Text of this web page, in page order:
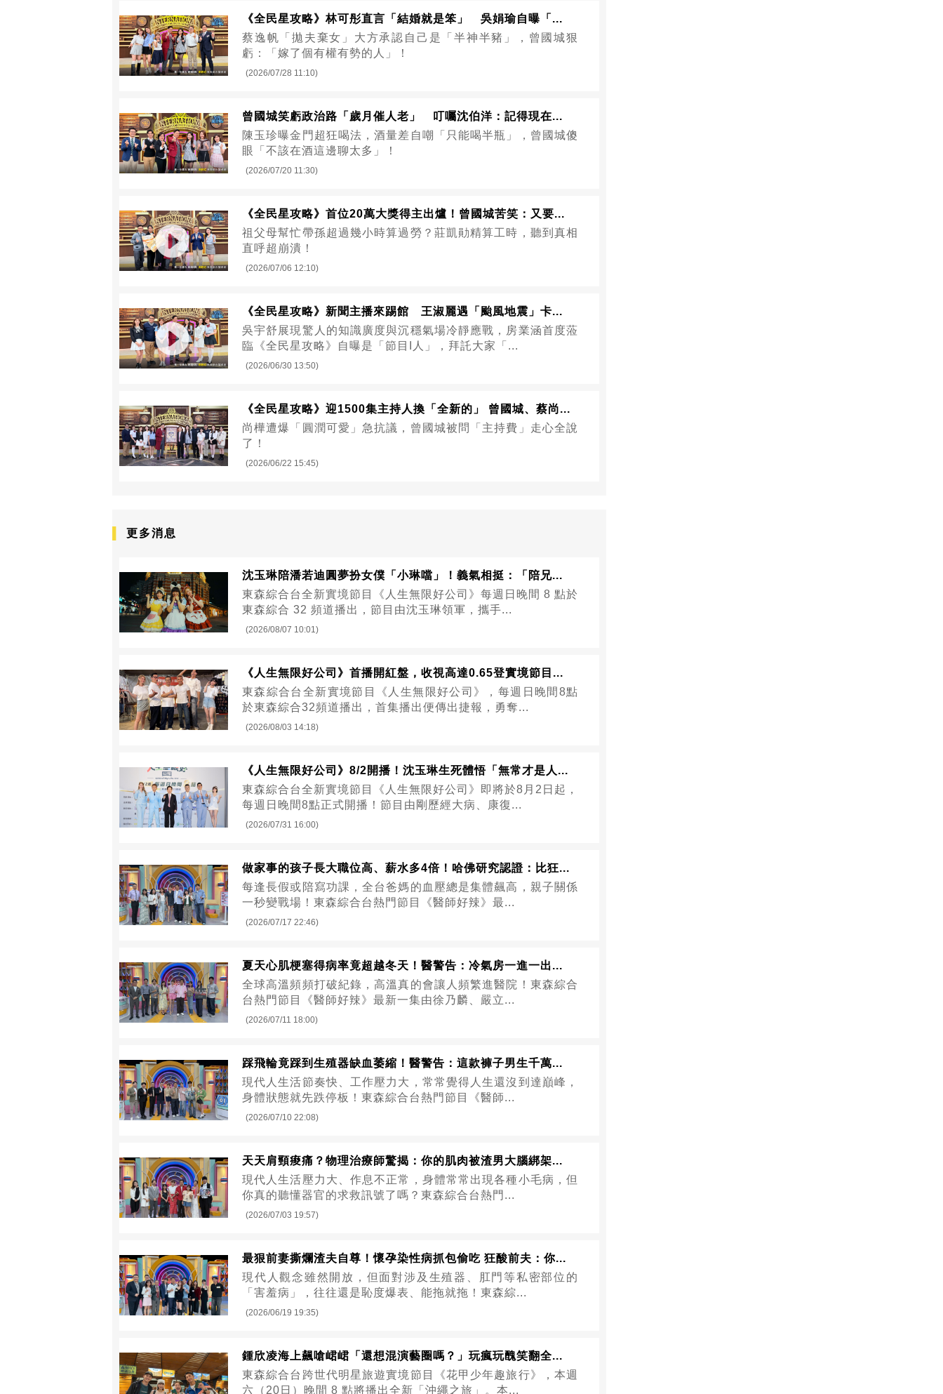
《全民星攻略》林可彤直言「結婚就是笨」 吳娟瑜自曝「...
蔡逸帆「拋夫棄女」大方承認自己是「半神半豬」，曾國城狠
虧：「嫁了個有權有勢的人」！
(2026/07/28 11:10)
曾國城笑虧政治路「歲月催人老」 叮囑沈伯洋：記得現在...
陳玉珍曝金門超狂喝法，酒量差自嘲「只能喝半瓶」，曾國城傻
眼「不該在酒這邊聊太多」！
(2026/07/20 11:30)
《全民星攻略》首位20萬大獎得主出爐！曾國城苦笑：又要...
祖父母幫忙帶孫超過幾小時算過勞？莊凱勛精算工時，聽到真相
直呼超崩潰！
(2026/07/06 12:10)
《全民星攻略》新聞主播來踢館 王淑麗遇「颱風地震」卡...
吳宇舒展現驚人的知識廣度與沉穩氣場冷靜應戰，房業涵首度蒞
臨《全民星攻略》自曝是「節目I人」，拜託大家「...
(2026/06/30 13:50)
《全民星攻略》迎1500集主持人換「全新的」 曾國城、蔡尚...
尚樺遭爆「圓潤可愛」急抗議，曾國城被問「主持費」走心全說
了！
(2026/06/22 15:45)
更多消息
沈玉琳陪潘若迪圓夢扮女僕「小琳噹」！義氣相挺：「陪兄...
東森綜合台全新實境節目《人生無限好公司》每週日晚間 8 點於
東森綜合 32 頻道播出，節目由沈玉琳領軍，攜手...
(2026/08/07 10:01)
《人生無限好公司》首播開紅盤，收視高達0.65登實境節目...
東森綜合台全新實境節目《人生無限好公司》，每週日晚間8點
於東森綜合32頻道播出，首集播出便傳出捷報，勇奪...
(2026/08/03 14:18)
《人生無限好公司》8/2開播！沈玉琳生死體悟「無常才是人...
東森綜合台全新實境節目《人生無限好公司》即將於8月2日起，
每週日晚間8點正式開播！節目由剛歷經大病、康復...
(2026/07/31 16:00)
做家事的孩子長大職位高、薪水多4倍！哈佛研究認證：比狂...
每逢長假或陪寫功課，全台爸媽的血壓總是集體飆高，親子關係
一秒變戰場！東森綜合台熱門節目《醫師好辣》最...
(2026/07/17 22:46)
夏天心肌梗塞得病率竟超越冬天！醫警告：冷氣房一進一出...
全球高溫頻頻打破紀錄，高溫真的會讓人頻繁進醫院！東森綜合
台熱門節目《醫師好辣》最新一集由徐乃麟、嚴立...
(2026/07/11 18:00)
踩飛輪竟踩到生殖器缺血萎縮！醫警告：這款褲子男生千萬...
現代人生活節奏快、工作壓力大，常常覺得人生還沒到達巔峰，
身體狀態就先跌停板！東森綜合台熱門節目《醫師...
(2026/07/10 22:08)
天天肩頸痠痛？物理治療師驚揭：你的肌肉被渣男大腦綁架...
現代人生活壓力大、作息不正常，身體常常出現各種小毛病，但
你真的聽懂器官的求救訊號了嗎？東森綜合台熱門...
(2026/07/03 19:57)
最狠前妻撕爛渣夫自尊！懷孕染性病抓包偷吃 狂酸前夫：你...
現代人觀念雖然開放，但面對涉及生殖器、肛門等私密部位的
「害羞病」，往往還是恥度爆表、能拖就拖！東森綜...
(2026/06/19 19:35)
鍾欣凌海上飆嗆峮峮「還想混演藝圈嗎？」玩瘋玩醜笑翻全...
東森綜合台跨世代明星旅遊實境節目《花甲少年趣旅行》，本週
六（20日）晚間 8 點將播出全新「沖繩之旅」。本...